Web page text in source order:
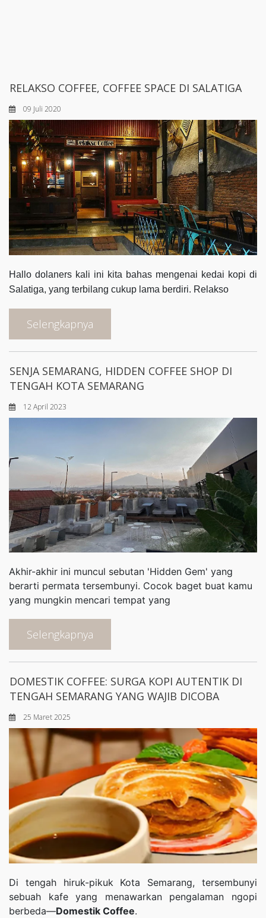
RELAKSO COFFEE, COFFEE SPACE DI SALATIGA
09 Juli 2020
Hallo dolaners kali ini kita bahas mengenai kedai kopi di
Salatiga, yang terbilang cukup lama berdiri. Relakso
Selengkapnya
SENJA SEMARANG, HIDDEN COFFEE SHOP DI
TENGAH KOTA SEMARANG
12 April 2023
Akhir-akhir ini muncul sebutan 'Hidden Gem' yang
berarti permata tersembunyi. Cocok baget buat kamu
yang mungkin mencari tempat yang
Selengkapnya
DOMESTIK COFFEE: SURGA KOPI AUTENTIK DI
TENGAH SEMARANG YANG WAJIB DICOBA
25 Maret 2025
Di tengah hiruk-pikuk Kota Semarang, tersembunyi
sebuah kafe yang menawarkan pengalaman ngopi
berbeda—Domestik Coffee.